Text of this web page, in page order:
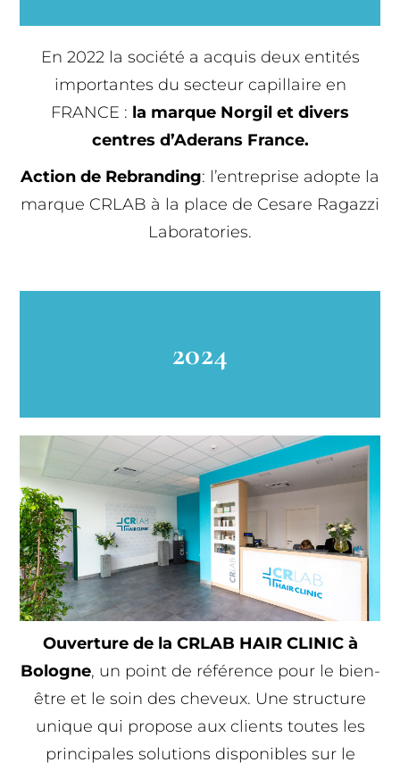
En 2022 la société a acquis deux entités
importantes du secteur capillaire en
FRANCE : la marque Norgil et divers
centres d’Aderans France.
Action de Rebranding: l’entreprise adopte la
marque CRLAB à la place de Cesare Ragazzi
Laboratories.
2024
Ouverture de la CRLAB HAIR CLINIC à
Bologne, un point de référence pour le bien-
être et le soin des cheveux. Une structure
unique qui propose aux clients toutes les
principales solutions disponibles sur le